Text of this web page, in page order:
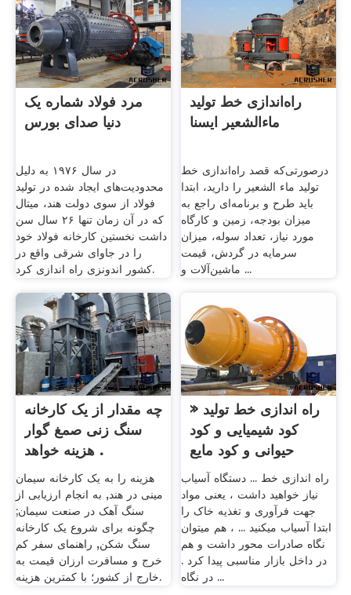
مرد فولاد شماره یک
دنیا صدای بورس
در سال ۱۹۷۶ به دلیل
محدودیت‌های ایجاد شده در تولید
فولاد از سوی دولت هند، میتال
که در آن زمان تنها ۲۶ سال سن
داشت نخستین کارخانه فولاد خود
را در جاوای شرقی واقع در
کشور اندونزی راه اندازی کرد.
راه‌اندازی خط تولید
ماء‌الشعیر ایسنا
درصورتی‌که قصد راه‌اندازی خط
تولید ماء‌ الشعیر را دارید، ابتدا
باید طرح و برنامه‌ای راجع به
میزان بودجه، زمین و کارگاه
مورد نیاز، تعداد سوله، میزان
سرمایه در گردش، قیمت
ماشین‌آلات و ...
چه مقدار از یک کارخانه
سنگ زنی صمغ گوار
هزینه خواهد .
هزینه را به یک کارخانه سیمان
مینی در هند, به انجام ارزیابی از
سنگ آهک در صنعت سیمان;
چگونه برای شروع یک کارخانه
سنگ شکن, راهنمای سفر کم
خرج و مسافرت ارزان قیمت به
خارج از کشور؛ با کمترین هزینه.
» راه اندازی خط تولید
کود شیمیایی و کود
حیوانی و کود مایع
راه اندازی خط ... دستگاه آسیاب
نیاز خواهید داشت ، یعنی مواد
جهت فرآوری و تغذیه خاک را
ابتدا آسیاب میکنید ... ، هم میتوان
نگاه صادرات محور داشت و هم
در داخل بازار مناسبی پیدا کرد .
در نگاه ...